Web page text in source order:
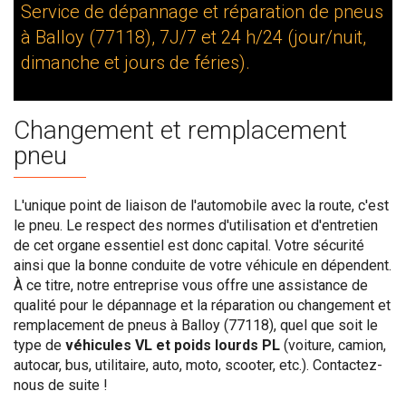
Service de dépannage et réparation de pneus
à Balloy (77118), 7J/7 et 24 h/24 (jour/nuit,
dimanche et jours de féries).
Changement et remplacement
pneu
L'unique point de liaison de l'automobile avec la route, c'est
le pneu. Le respect des normes d'utilisation et d'entretien
de cet organe essentiel est donc capital. Votre sécurité
ainsi que la bonne conduite de votre véhicule en dépendent.
À ce titre, notre entreprise vous offre une assistance de
qualité pour le dépannage et la réparation ou changement et
remplacement de pneus à Balloy (77118), quel que soit le
type de véhicules VL et poids lourds PL (voiture, camion,
autocar, bus, utilitaire, auto, moto, scooter, etc.). Contactez-
nous de suite !